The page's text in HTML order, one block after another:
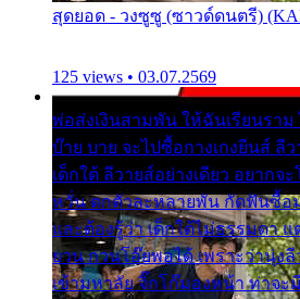
สุดยอด - วงซูซู (ซาวด์ดนตรี)
125 views • 03.07.2569
พ่อส่งเงินสามพัน ให้ฉันเรียนรา
บ๊าย บาย จะไปซื้อกางเกงยีนส์ ลีว
เด็กใต้ ลีวายส์อย่างเดียว อยากจ
หวั่น ตกตัวละหลายพัน กัดฟันซื้อม
และต้องรู้ว่า เด็กใต้ไม่ธรรมดา แ
ยวน กวนโอ๊ยพอได้ เพราะว่านุ่ง
เข้ามหาลัย จิ๊กโก๊มองหน้า ท่าจะ